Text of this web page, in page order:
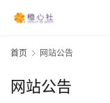
首页 网站公告
网站公告